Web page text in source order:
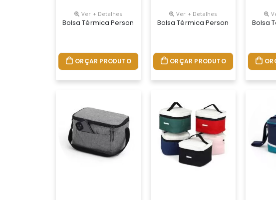
Ver + Detalhes
Bolsa Térmica Personalizada
ORÇAR PRODUTO
Ver + Detalhes
Bolsa Térmica Personalizada
ORÇAR PRODUTO
Bolsa